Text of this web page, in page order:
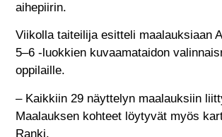
aihepiirin.
Viikolla taiteilija esitteli maalauksiaan
5–6 -luokkien kuvaamataidon
oppilaille.
– Kaikkiin 29 näyttelyn maalauksiin
Maalauksen kohteet löytyvät myös
Ranki.